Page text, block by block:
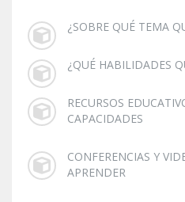
¿SOBRE QUÉ TEMA
¿QUÉ HABILIDADES
RECURSOS
CAPACIDADES
CONFERENCIAS Y
APRENDER